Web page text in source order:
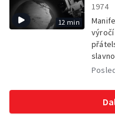
12 min
1974
výročí